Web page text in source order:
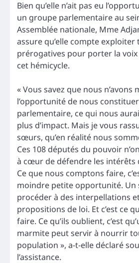
Bien qu’elle n’ait pas eu
un groupe parlementaire au
Assemblée nationale, Mme
assure qu’elle compte exploiter
prérogatives pour porter la
cet hémicycle.
« Vous savez que nous n’avons
l’opportunité de nous
parlementaire, ce qui nous
plus d’impact. Mais je vous
sœurs, qu’en réalité nous
Ces 108 députés du pouvoir
à cœur de défendre les intérêts
Ce que nous comptons faire,
moindre petite opportunité. Un
procéder à des interpellations
propositions de loi. Et c’est ce
faire. Ce qu’ils oublient, c’est
marmite peut servir à nourrir
population », a-t-elle déclaré
l’assistance.